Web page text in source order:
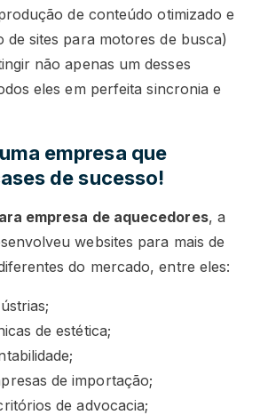
de conteúdo otimizado e
de sites para motores de busca)
não apenas um desses
eles em perfeita sincronia e
empresa que
de sucesso!
empresa de aquecedores, a
websites para mais de
do mercado, entre eles:
de estética;
de importação;
de advocacia;